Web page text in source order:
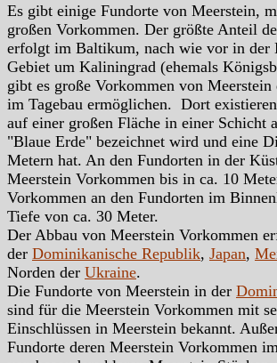
Es gibt einige Fundorte von Meerstein,
großen Vorkommen. Der größte Anteil
erfolgt im Baltikum, nach wie vor in der
Gebiet um Kaliningrad (ehemals
gibt es große Vorkommen von Meerstein
im Tagebau ermöglichen. Dort
auf einer großen Fläche in einer Schicht
"Blaue Erde" bezeichnet wird und eine
Metern hat. An den Fundorten in der
Meerstein Vorkommen bis in ca. 10
Vorkommen an den Fundorten im
Tiefe von ca. 30 Meter.
Der Abbau von Meerstein Vorkommen
der Dominikanische Republik, Japan,
Norden der Ukraine.
Die Fundorte von Meerstein in der
sind für die Meerstein Vorkommen mit
Einschlüssen in Meerstein bekannt.
Fundorte deren Meerstein Vorkommen